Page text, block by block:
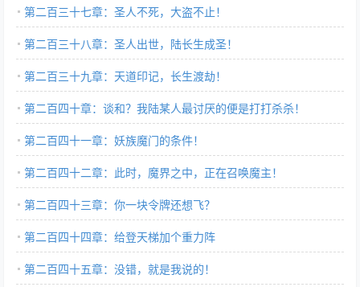
第二百三十七章：圣人不死，大盗不止！
第二百三十八章：圣人出世，陆长生成圣！
第二百三十九章：天道印记，长生渡劫！
第二百四十章：谈和？我陆某人最讨厌的便是打打杀杀！
第二百四十一章：妖族魔门的条件！
第二百四十二章：此时，魔界之中，正在召唤魔主！
第二百四十三章：你一块令牌还想飞？
第二百四十四章：给登天梯加个重力阵
第二百四十五章：没错，就是我说的！